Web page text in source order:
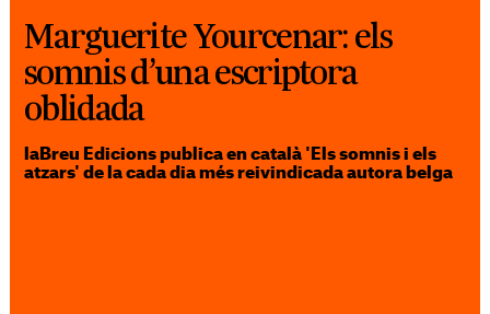
Marguerite Yourcenar: els
somnis d’una escriptora
oblidada
laBreu Edicions publica en català 'Els somnis i els
atzars' de la cada dia més reivindicada autora belga